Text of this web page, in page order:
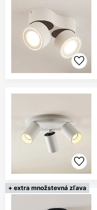
+ extra množstevná zľava